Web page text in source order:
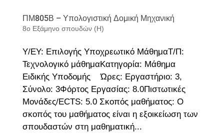
ΠΜ805Β – Υπολογιστική Δομική Μηχανική
8ο Εξάμηνο σπουδών (Η)
Υ/ΕΥ: Επιλογής Υποχρεωτικό ΜάθημαΤ/Π:
Τεχνολογικό μάθημαΚατηγορία: Μάθημα
Ειδικής Υποδομής Ώρες: Εργαστήριο: 3,
Σύνολο: 3Φόρτος Εργασίας: 8.0Πιστωτικές
Μονάδες/ECTS: 5.0 Σκοπός μαθήματος: Ο
σκοπός του μαθήματος είναι η εξοικείωση των
σπουδαστών στη μαθηματική...